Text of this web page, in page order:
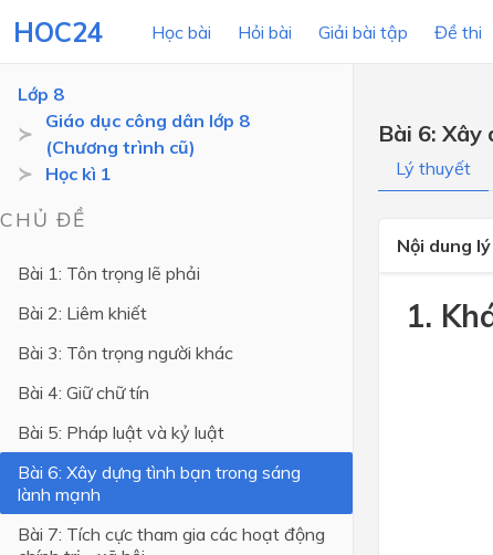
HOC24 Học bài Hỏi bài Giải bài tập Đề thi
LỚP HỌC
Lớp 6
Lớp 4
Lớp 8
Giáo dục công dân lớp 8
(Chương trình cũ)
Học kì 1
CHỦ ĐỀ
Bài 1: Tôn trọng lẽ phải
Bài 2: Liêm khiết
Bài 3: Tôn trọng người khác
Bài 4: Giữ chữ tín
Bài 5: Pháp luật và kỷ luật
Bài 6: Xây dựng tình bạn trong sáng
lành mạnh
Bài 7: Tích cực tham gia các hoạt động
Bài 6:
Lý thuyết
Nội dung
1.